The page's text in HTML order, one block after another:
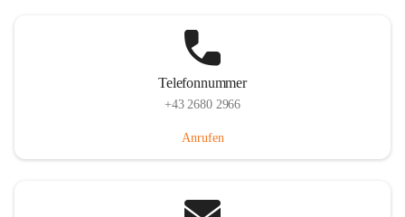
Telefonnummer
+43 2680 2966
Anrufen